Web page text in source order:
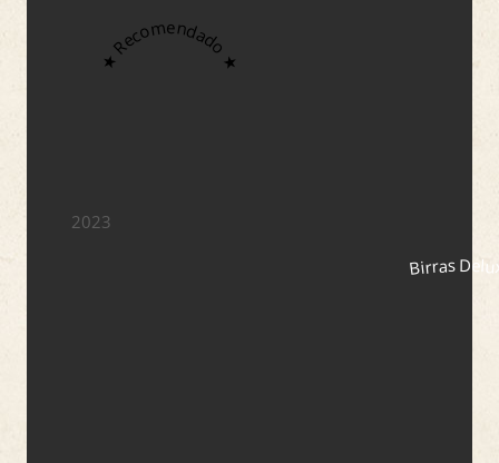
★ Recomendado ★
2023
Birras